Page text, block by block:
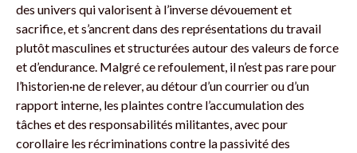
des univers qui valorisent à l’inverse dévouement et
sacrifice, et s’ancrent dans des représentations du travail
plutôt masculines et structurées autour des valeurs de force
et d’endurance. Malgré ce refoulement, il n’est pas rare pour
l’historien·ne de relever, au détour d’un courrier ou d’un
rapport interne, les plaintes contre l’accumulation des
tâches et des responsabilités militantes, avec pour
corollaire les récriminations contre la passivité des